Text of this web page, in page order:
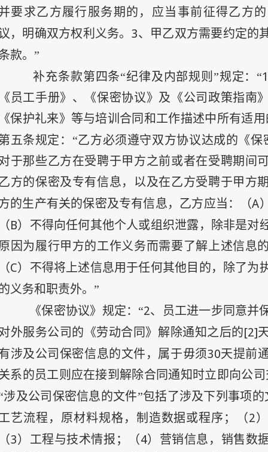
要求乙方履行服务期的，应当事前征得乙方
，明确双方权利义务。 3、甲乙双方需要约定的
款。”
补充条款第四条“纪律及内部规则”规定：“
员工手册》、《保密协议》及《公司政策指南
保护礼来》等与培训合同和工作描述中所有适
五条规定：“乙方必须遵守双方协议达成的《保
于那些乙方在受聘于甲方之前或者在受聘期间
方的保密及专有信息，以及在乙方受聘于甲方
的生产有关的保密及专有信息，乙方应当：（A
B）不得向任何其他个人或组织泄露，除非是对
因为履行甲方的工作义务而需要了解上述信息
C）不得将上述信息用于任何其他目的，除了为
义务和职责外。”
《保密协议》规定：“2、员工进一步同意并
外服务公司的《劳动合同》解除通知之后的[2]
涉及公司保密信息的文件，属于毋须30天提前
系的员工则应在接到解除合同通知时立即向公
涉及公司保密信息的文件”包括了涉及下列事项的
艺流程，原材料规格，制造数据或程序；（2
3）工程与技术情报；（4）营销信息，销售数